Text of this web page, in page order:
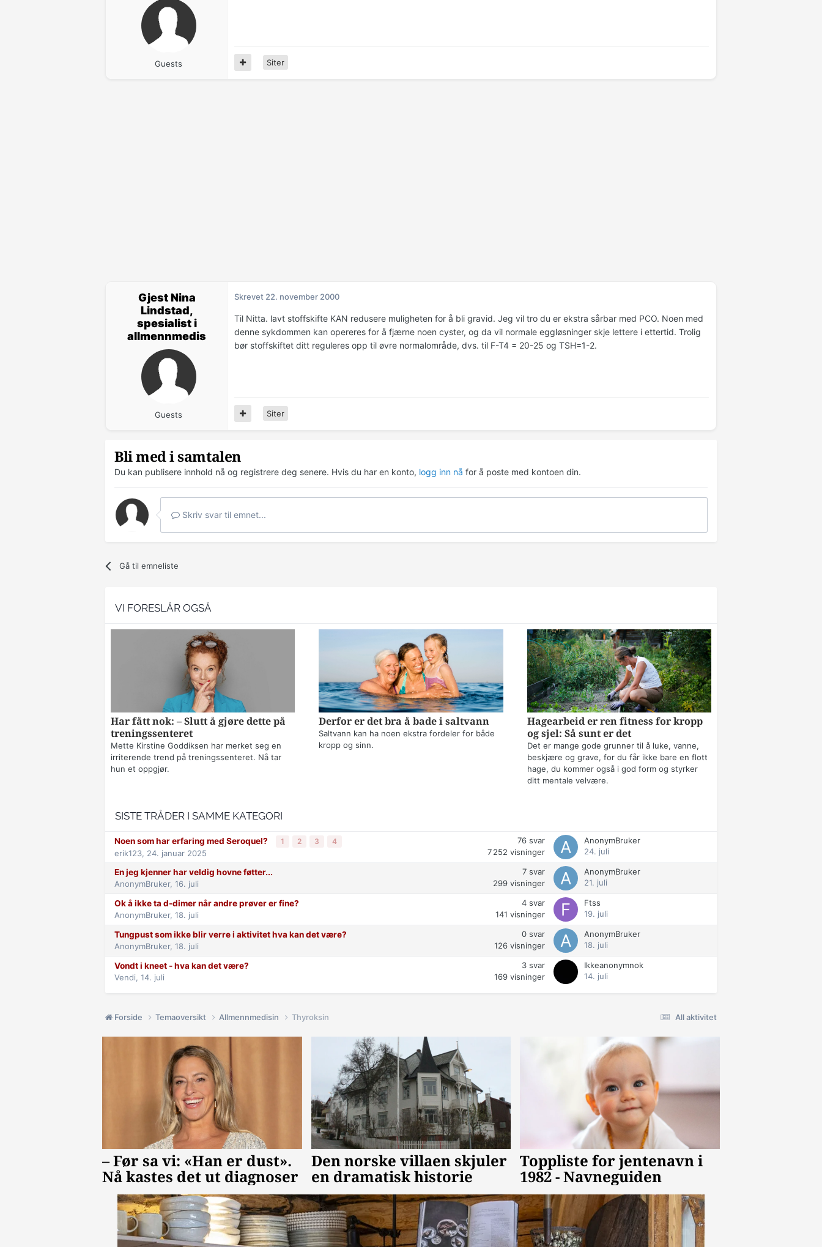
Guests Siter
Gjest Nina
Lindstad,
spesialist i
allmennmedis
Guests
Skrevet 22. november 2000
Til Nitta. lavt stoffskifte KAN redusere muligheten for å bli gravid. Jeg vil tro du er ekstra sårbar med PCO. Noen med
denne sykdommen kan opereres for å fjærne noen cyster, og da vil normale eggløsninger skje lettere i ettertid. Trolig
bør stoffskiftet ditt reguleres opp til øvre normalområde, dvs. til F-T4 = 20-25 og TSH=1-2.
Siter
Bli med i samtalen
Du kan publisere innhold nå og registrere deg senere. Hvis du har en konto, logg inn nå for å poste med kontoen din.
Skriv svar til emnet...
Gå til emneliste
VI FORESLÅR OGSÅ
Har fått nok: – Slutt å gjøre dette på
treningssenteret
Mette Kirstine Goddiksen har merket seg en
irriterende trend på treningssenteret. Nå tar
hun et oppgjør.
Derfor er det bra å bade i saltvann
Saltvann kan ha noen ekstra fordeler for både
kropp og sinn.
Hagearbeid er ren fitness for kropp
og sjel: Så sunt er det
Det er mange gode grunner til å luke, vanne,
beskjære og grave, for du får ikke bare en flott
hage, du kommer også i god form og styrker
ditt mentale velvære.
SISTE TRÅDER I SAMME KATEGORI
Noen som har erfaring med Seroquel? 1 2 3 4
erik123, 24. januar 2025
76 svar
7 252 visninger
AnonymBruker
24. juli
En jeg kjenner har veldig hovne føtter...
AnonymBruker, 16. juli
7 svar
299 visninger
AnonymBruker
21. juli
Ok å ikke ta d-dimer når andre prøver er fine?
AnonymBruker, 18. juli
4 svar
141 visninger
Ftss
19. juli
Tungpust som ikke blir verre i aktivitet hva kan det være?
AnonymBruker, 18. juli
0 svar
126 visninger
AnonymBruker
18. juli
Vondt i kneet - hva kan det være?
Vendi, 14. juli
3 svar
169 visninger
Ikkeanonymnok
14. juli
All aktivitet
Forside Temaoversikt Allmennmedisin Thyroksin